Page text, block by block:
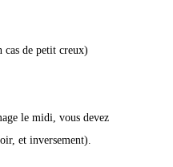
cas de petit creux)
le midi, vous devez
et inversement).